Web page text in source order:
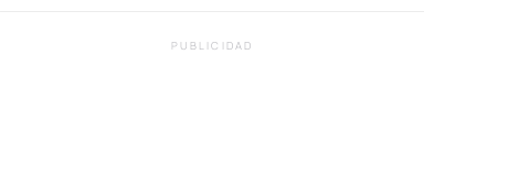
PUBLICIDAD